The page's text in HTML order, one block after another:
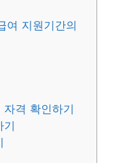
여 지원기간의
격 확인하기
기